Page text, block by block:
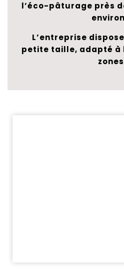
l’éco-pâturage près
L’entreprise
petite taille, adapté à